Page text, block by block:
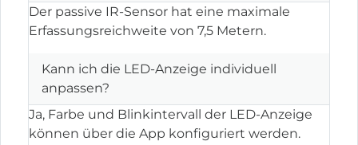
Der passive IR-Sensor hat eine maximale
Erfassungsreichweite von 7,5 Metern.
Kann ich die LED-Anzeige individuell
anpassen?
Ja, Farbe und Blinkintervall der LED-Anzeige
können über die App konfiguriert werden.